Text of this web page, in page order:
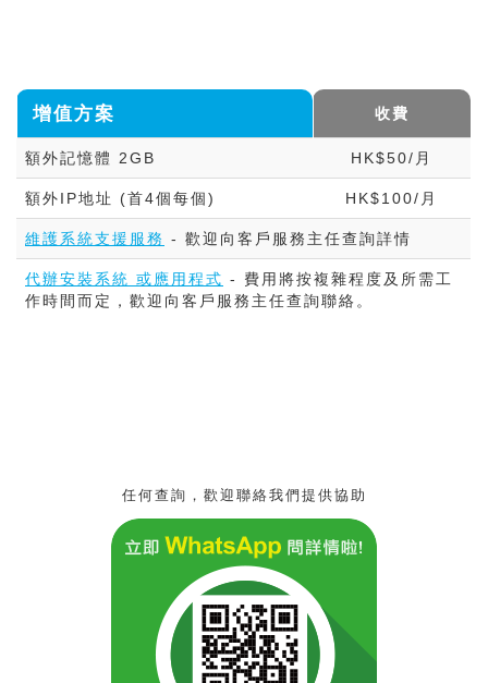
增值方案 收費
額外記憶體 2GB HK$50/月
額外IP地址 (首4個每個) HK$100/月
維護系統支援服務 - 歡迎向客戶服務主任查詢詳情
代辦安裝系統 或應用程式 - 費用將按複雜程度及所需工
作時間而定，歡迎向客戶服務主任查詢聯絡。
任何查詢，歡迎聯絡我們提供協助